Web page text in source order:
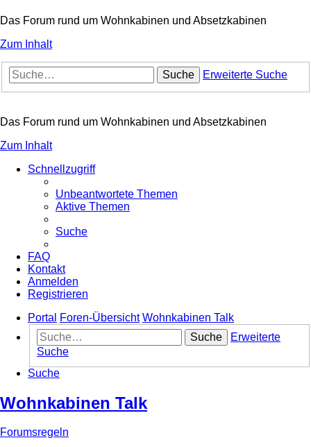
Das Forum rund um Wohnkabinen und Absetzkabinen
Zum Inhalt
Suche Erweiterte Suche
Das Forum rund um Wohnkabinen und Absetzkabinen
Zum Inhalt
Schnellzugriff
Unbeantwortete Themen
Aktive Themen
Suche
FAQ
Kontakt
Anmelden
Registrieren
Portal
Foren-Übersicht Wohnkabinen Talk
Suche
Erweiterte
Suche
Suche
Wohnkabinen Talk
Forumsregeln